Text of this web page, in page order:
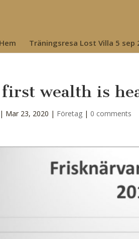
Hem Träningsresa Lost Villa 5 sep
wealth is
| Mar 23, 2020 | Företag | 0 comments